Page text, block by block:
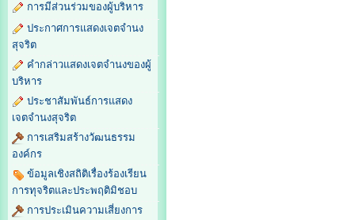
การมีส่วนร่วมของผู้บริหาร
ประกาศการแสดงเจตจำนง
สุจริต
คำกล่าวแสดงเจตจำนงของผู้
บริหาร
ประชาสัมพันธ์การแสดง
เจตจำนงสุจริต
การเสริมสร้างวัฒนธรรม
องค์กร
ข้อมูลเชิงสถิติเรื่องร้องเรียน
การทุจริตและประพฤติมิชอบ
การประเมินความเสี่ยงการ